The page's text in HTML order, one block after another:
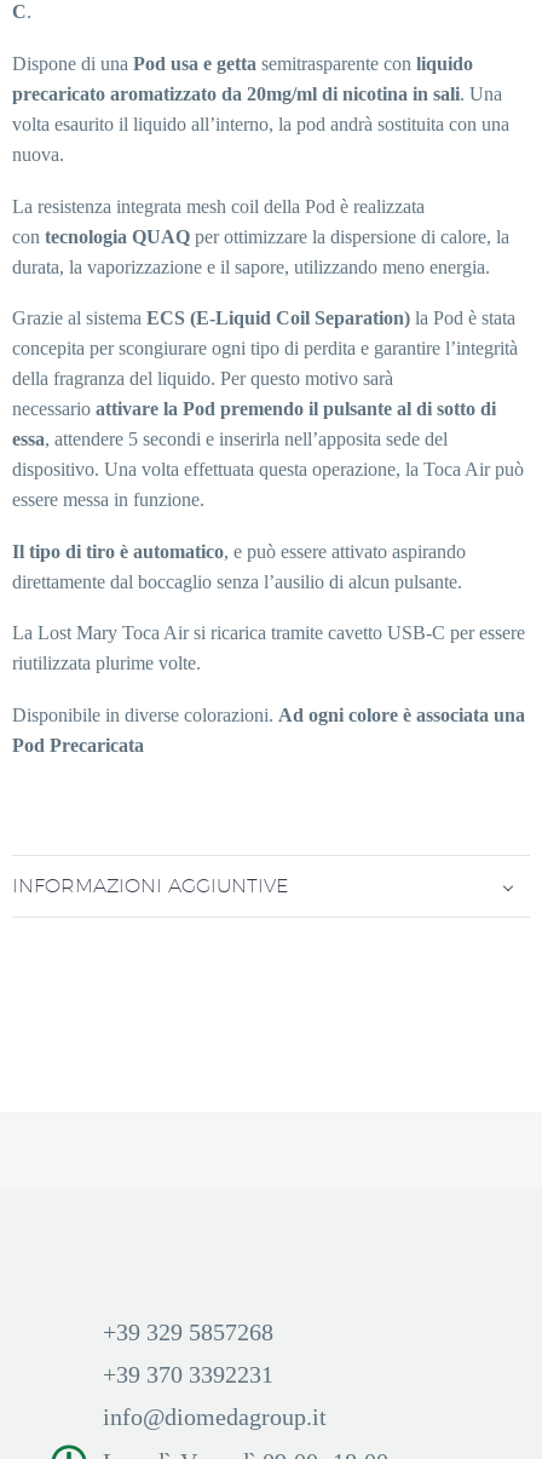
C.
Dispone di una Pod usa e getta semitrasparente con liquido
precaricato aromatizzato da 20mg/ml di nicotina in sali. Una
volta esaurito il liquido all’interno, la pod andrà sostituita con una
nuova.
La resistenza integrata mesh coil della Pod è realizzata
con tecnologia QUAQ per ottimizzare la dispersione di calore, la
durata, la vaporizzazione e il sapore, utilizzando meno energia.
Grazie al sistema ECS (E-Liquid Coil Separation) la Pod è stata
concepita per scongiurare ogni tipo di perdita e garantire l’integrità
della fragranza del liquido. Per questo motivo sarà
necessario attivare la Pod premendo il pulsante al di sotto di
essa, attendere 5 secondi e inserirla nell’apposita sede del
dispositivo. Una volta effettuata questa operazione, la Toca Air può
essere messa in funzione.
Il tipo di tiro è automatico, e può essere attivato aspirando
direttamente dal boccaglio senza l’ausilio di alcun pulsante.
La Lost Mary Toca Air si ricarica tramite cavetto USB-C per essere
riutilizzata plurime volte.
Disponibile in diverse colorazioni. Ad ogni colore è associata una
Pod Precaricata
INFORMAZIONI AGGIUNTIVE
+39 329 5857268
+39 370 3392231
info@diomedagroup.it